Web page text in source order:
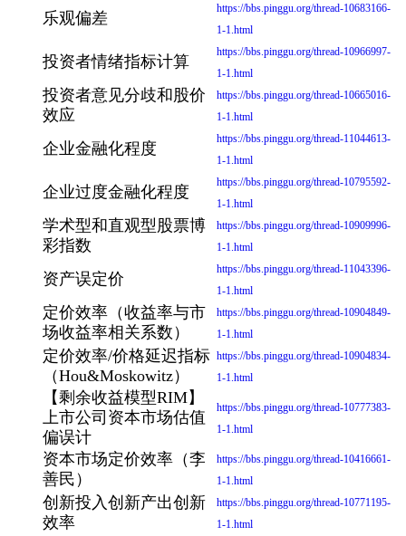
乐观偏差
https://bbs.pinggu.org/thread-10683166-
1-1.html
投资者情绪指标计算
https://bbs.pinggu.org/thread-10966997-
1-1.html
投资者意见分歧和股价
效应
https://bbs.pinggu.org/thread-10665016-
1-1.html
企业金融化程度
https://bbs.pinggu.org/thread-11044613-
1-1.html
企业过度金融化程度
https://bbs.pinggu.org/thread-10795592-
1-1.html
学术型和直观型股票博
彩指数
https://bbs.pinggu.org/thread-10909996-
1-1.html
资产误定价
https://bbs.pinggu.org/thread-11043396-
1-1.html
定价效率（收益率与市
场收益率相关系数）
https://bbs.pinggu.org/thread-10904849-
1-1.html
定价效率/价格延迟指标
（Hou&Moskowitz）
https://bbs.pinggu.org/thread-10904834-
1-1.html
【剩余收益模型RIM】
上市公司资本市场估值
偏误计
https://bbs.pinggu.org/thread-10777383-
1-1.html
资本市场定价效率（李
善民）
https://bbs.pinggu.org/thread-10416661-
1-1.html
创新投入创新产出创新
效率
https://bbs.pinggu.org/thread-10771195-
1-1.html